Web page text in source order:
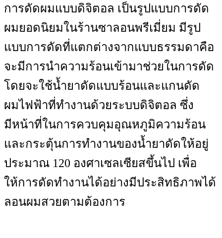
การดัดผมแบบดิจิตอล เป็นรูปแบบการดัด
ผมยอดนิยมในร้านซาลอนพรีเมี่ยม มีรูป
แบบการดัดที่แตกต่างจากแบบธรรมดาคือ
จะมีการนำความร้อนเข้ามาช่วยในการดัด
โดยจะใช้น้ำยาดัดแบบร้อนและแกนดัด
ผมไฟฟ้าที่ทำงานด้วยระบบดิจิตอล ซึ่ง
มีหน้าที่ในการควบคุมอุณหภูมิความร้อน
และกระตุ้นการทำงานของน้ำยาดัดให้อยู่
ประมาณ 120 องศาเซลเซียสขึ้นไป เพื่อ
ให้การดัดทำงานได้อย่างมีประสิทธิภาพได้
ลอนผมสวยตามต้องการ